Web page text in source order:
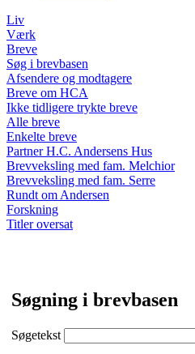
Liv
Værk
Breve
Søg i brevbasen
Afsendere og modtagere
Breve om HCA
Ikke tidligere trykte breve
Alle breve
Enkelte breve
Partner H.C. Andersens Hus
Brevveksling med fam. Melchior
Brevveksling med fam. Serre
Rundt om Andersen
Forskning
Titler oversat
Søgning i brevbasen
Søgetekst